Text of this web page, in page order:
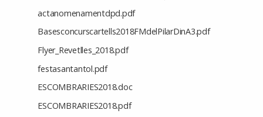
actanomenamentdpd.pdf
Basesconcurscartells2018FMdelPilarDinA3.pdf
Flyer_Revetlles_2018.pdf
festasantantol.pdf
ESCOMBRARIES2018.doc
ESCOMBRARIES2018.pdf